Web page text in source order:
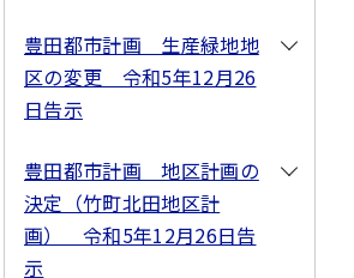
豊田都市計画 生産緑地地
区の変更 令和5年12月26
日告示
豊田都市計画 地区計画の
決定（竹町北田地区計
画） 令和5年12月26日告
示